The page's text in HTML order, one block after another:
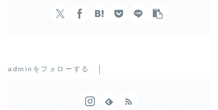
adminをフォローする